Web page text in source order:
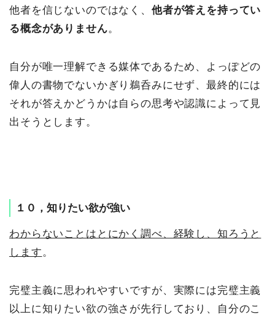
他者を信じないのではなく、 他者が答えを持ってい
る概念がありません。
自分が唯一理解できる媒体であるため、よっぽどの
偉人の書物でないかぎり鵜呑みにせず、最終的には
それが答えかどうかは自らの思考や認識によって見
出そうとします。
１０，知りたい欲が強い
わからないことはとにかく調べ、経験し、知ろうと
します。
完璧主義に思われやすいですが、実際には完璧主義
以上に知りたい欲の強さが先行しており、自分のこ